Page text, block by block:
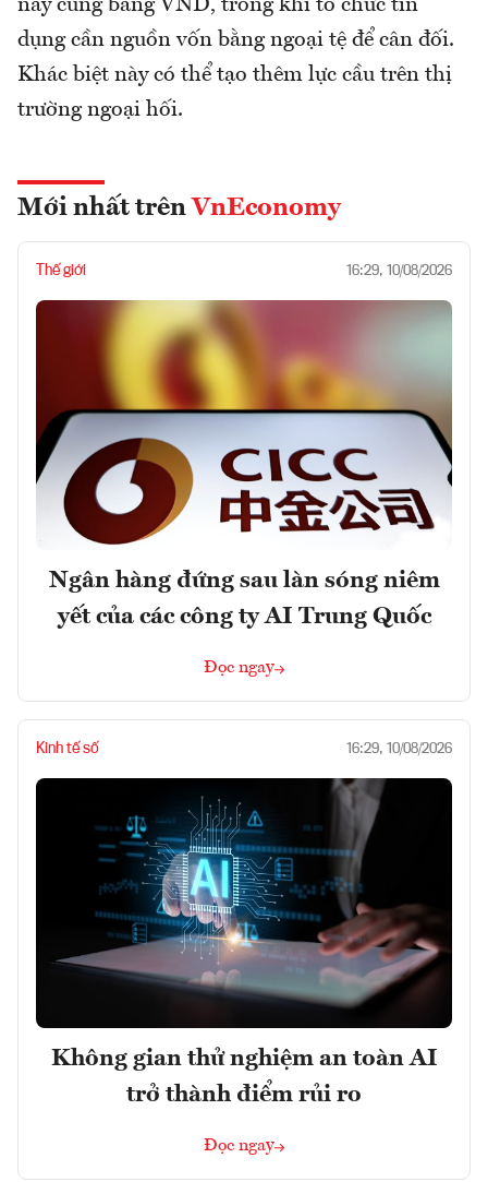
này cũng bằng VND, trong khi tổ chức tín
dụng cần nguồn vốn bằng ngoại tệ để cân đối.
Khác biệt này có thể tạo thêm lực cầu trên thị
trường ngoại hối.
Mới nhất trên VnEconomy
Thế giới 16:29, 10/08/2026
Ngân hàng đứng sau làn sóng niêm
yết của các công ty AI Trung Quốc
Đọc ngay
Kinh tế số 16:29, 10/08/2026
Không gian thử nghiệm an toàn AI
trở thành điểm rủi ro
Đọc ngay